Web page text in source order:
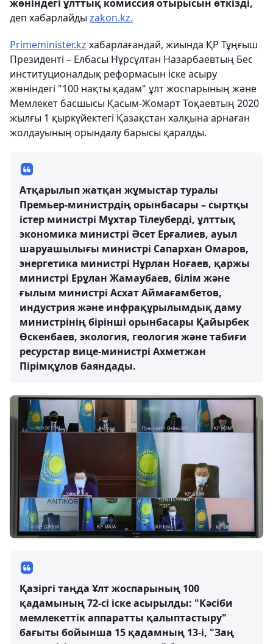
жөніндегі ұлттық комиссия отырысын өткізді,
деп хабарлайды zakon.kz.
Primeminister.kz хабарлағандай, жиында ҚР Тұңғыш
Президенті – Елбасы Нұрсұлтан Назарбаевтың Бес
институционалдық реформасын іске асыру
жөніндегі "100 нақты қадам" ұлт жоспарының және
Мемлекет басшысы Қасым-Жомарт Тоқаевтың 2020
жылғы 1 қыркүйектегі Қазақстан халқына арнаған
жолдауының орындалу барысы қаралды.
Атқарылып жатқан жұмыстар туралы
Премьер-министрдің орынбасары – сыртқы
істер министрі Мұхтар Тілеуберді, ұлттық
экономика министрі Әсет Ерғалиев, ауыл
шаруашылығы министрі Сапархан Омаров,
энергетика министрі Нұрлан Ноғаев, қаржы
министрі Ерұлан Жамаубаев, білім және
ғылым министрі Асхат Аймағамбетов,
индустрия және инфрақұрылымдық даму
министрінің бірінші орынбасары Қайырбек
Өскенбаев, экология, геология және табиғи
ресурстар вице-министрі Ахметжан
Пірімқұлов баяндады.
Қазіргі таңда Ұлт жоспарының 100
қадамының 72-сі іске асырылды: "Кәсіби
мемлекеттік аппаратты қалыптастыру"
бағыты бойынша 15 қадамның 13-і, "Заң